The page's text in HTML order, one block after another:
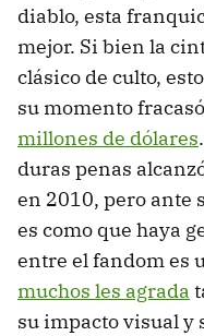
diablo, esta
mejor. Si bien la
clásico de culto,
su momento
millones de dólares
duras penas
en 2010, pero ante
es como que haya
entre el fandom es
muchos les agrada
su impacto visual y